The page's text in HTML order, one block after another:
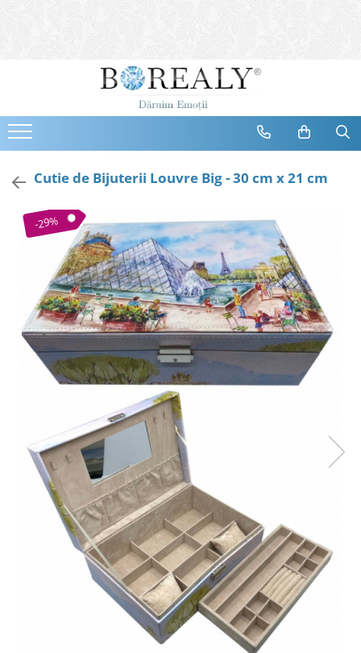
Bijuterii
Cercei
Bratari
Coliere
Brose
Tiare
Destinatari
Bijuterii Femei
Bijuterii Copii
Bijuterii Mirese
Selectii
Reduceri
Cele mai vandute
Cele mai votate
Cu video
0 Lei - 100 Lei
100 Lei - 200 Lei
200 Lei - 300 Lei
300 Lei - 500 Lei
500 Lei - 1000 Lei
Cutie de Bijuterii Louvre Big - 30 cm x 21 cm
-29%